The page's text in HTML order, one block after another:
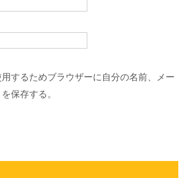
するためブラウザーに自分の名前、メー
保存する。